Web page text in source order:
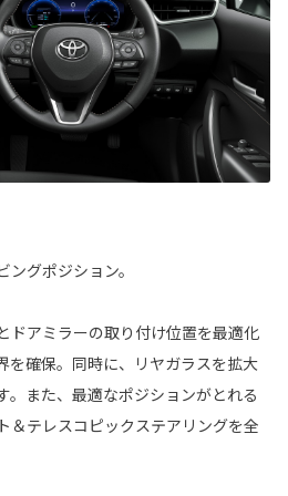
グポジション。
ドアミラーの取り付け位置を最適化
を確保。同時に、リヤガラスを拡大
。また、最適なポジションがとれる
＆テレスコピックステアリングを全